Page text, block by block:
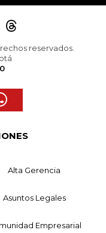
reservados.
Alta Gerencia
Asuntos Legales
Empresarial